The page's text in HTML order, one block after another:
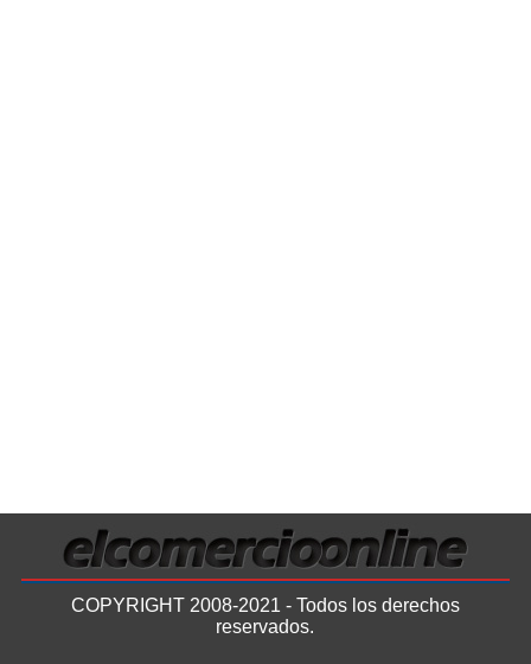
COPYRIGHT 2008-2021 - Todos los derechos
reservados.